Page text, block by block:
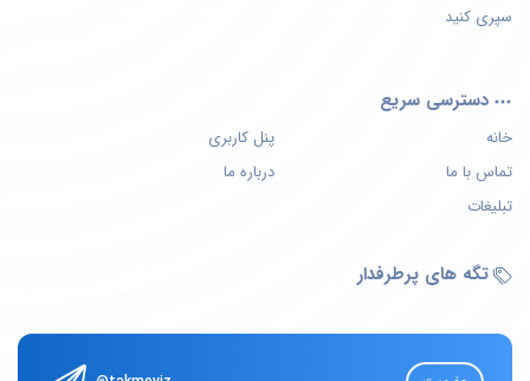
سپری کنید
دسترسی سریع
خانه
پنل کاربری
تماس با ما
درباره ما
تبلیغات
تگه های پرطرفدار